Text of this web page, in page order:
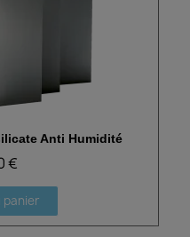
Anti Humidité
€
panier